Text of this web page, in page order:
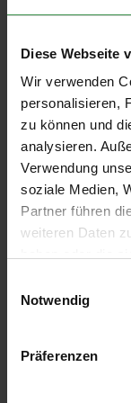
Diese Webseite
Wir verwenden
personalisieren,
zu können und
analysieren.
Verwendung
soziale Medien,
Partner führen
weiteren Daten
Notwendig
Präferenzen
Unify
10 Farben
Tapete Silk Flow